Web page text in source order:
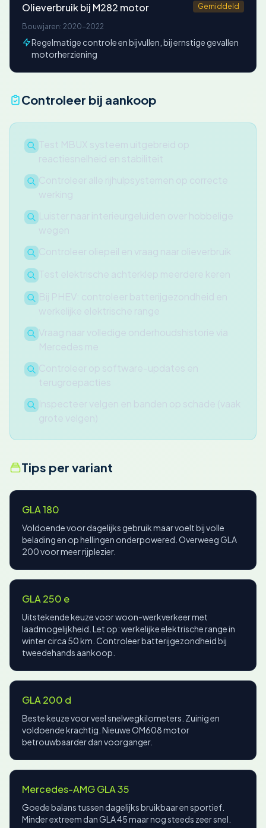
Olieverbruik bij M282 motor Gemiddeld
Bouwjaren: 2020-2022
Regelmatige controle en bijvullen, bij ernstige gevallen
motorherziening
Controleer bij aankoop
Test MBUX systeem uitgebreid op
reactiesnelheid en stabiliteit
Controleer alle rijhulpsystemen op correcte
werking
Luister naar interieurgeluiden over hobbelige
wegen
Controleer oliepeil en vraag naar olieverbruik
Test elektrische achterklep meerdere keren
Bij PHEV: controleer batterijgezondheid en
werkelijke elektrische range
Vraag naar volledige onderhoudshistorie via
Mercedes me
Controleer op software-updates en
terugroepacties
Inspecteer velgen en banden op schade (vaak
grote velgen)
Tips per variant
GLA 180
Voldoende voor dagelijks gebruik maar voelt bij volle
belading en op hellingen onderpowered. Overweeg GLA
200 voor meer rijplezier.
GLA 250 e
Uitstekende keuze voor woon-werkverkeer met
laadmogelijkheid. Let op: werkelijke elektrische range in
winter circa 50 km. Controleer batterijgezondheid bij
tweedehands aankoop.
GLA 200 d
Beste keuze voor veel snelwegkilometers. Zuinig en
voldoende krachtig. Nieuwe OM608 motor
betrouwbaarder dan voorganger.
Mercedes-AMG GLA 35
Goede balans tussen dagelijks bruikbaar en sportief.
Minder extreem dan GLA 45 maar nog steeds zeer snel.